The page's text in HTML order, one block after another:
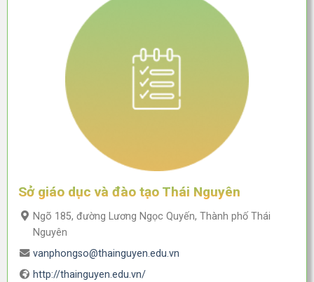
Sở giáo dục và đào tạo Thái Nguyên
Ngõ 185, đường Lương Ngọc Quyến, Thành phố Thái
Nguyên
vanphongso@thainguyen.edu.vn
http://thainguyen.edu.vn/